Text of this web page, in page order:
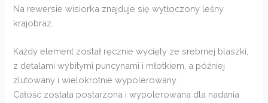
Na rewersie wisiorka znajduje się wytłoczony leśny
krajobraz.
Każdy element został ręcznie wycięty ze srebrnej blaszki,
z detalami wybitymi puncynami i młotkiem, a później
zlutowany i wielokrotnie wypolerowany.
Całość została postarzona i wypolerowana dla nadania